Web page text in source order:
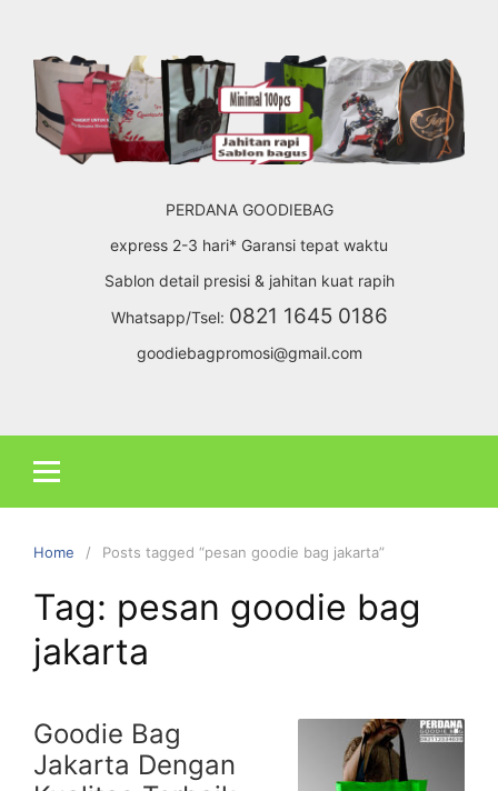
content
PERDANA GOODIEBAG
express 2-3 hari* Garansi tepat waktu
Sablon detail presisi & jahitan kuat rapih
Whatsapp/Tsel: 0821 1645 0186
goodiebagpromosi@gmail.com
Home Posts tagged “pesan goodie bag jakarta”
Tag: pesan goodie bag
jakarta
Goodie Bag
Jakarta Dengan